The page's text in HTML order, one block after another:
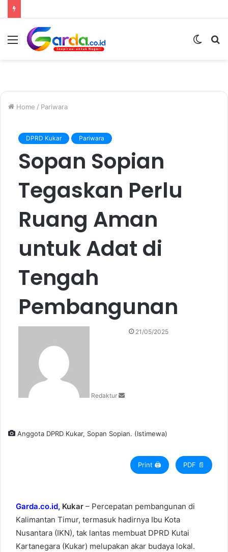
Menu
Switch
Home / Pariwara
DPRD Kukar Pariwara
Sopan Sopian
Tegaskan Perlu
Ruang Aman
untuk Adat di
Tengah
Pembangunan
Redaktur
21/05/2025
Anggota DPRD Kukar, Sopan Sopian. (Istimewa)
Print 🖨 PDF 📄
Garda.co.id, Kukar – Percepatan pembangunan di
Kalimantan Timur, termasuk hadirnya Ibu Kota
Nusantara (IKN), tak lantas membuat DPRD Kutai
Kartanegara (Kukar) melupakan akar budaya lokal.